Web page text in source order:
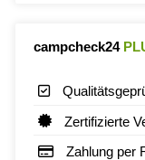
campcheck24
Zertifizierte
Zahlung per